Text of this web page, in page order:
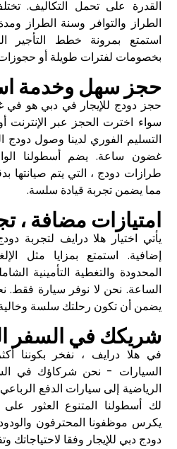
القدرة على تحمل التكاليف.
الطراز والتوافر وسنة الطراز
استمتع بمرونة خطط التأجير
بخصومات لفترات طويلة أو
حجز سهل وخدمة
حجز دودج للإيجار في دبي هو في
سواء اخترت الحجز عبر الإنترنت
التسليم الفوري لدينا وصول دودج
غضون ساعة. يضم أسطولنا
طرازات دودج ، التي يتم صيانتها
مما يضمن تجربة قيادة سلسة.
امتيازات مضافة ،
يأتي اختيار هلا درايف لتجربة
إضافية. استمتع بمزايا مثل
المحدودة والتغطية التأمينية
الساعة. نحن لا نوفر سيارة فقط.
يضمن أن تكون رحلتك سلسة
شريكك في السفر
في هلا درايف ، نفخر بكوننا
السيارات - نحن شركاؤك في
الرياضية إلى سيارات الدفع
لك أسطولنا المتنوع العثور
يكرس موظفونا المحترفون
دودج دبي للإيجار وفقا لاحتياجاتك